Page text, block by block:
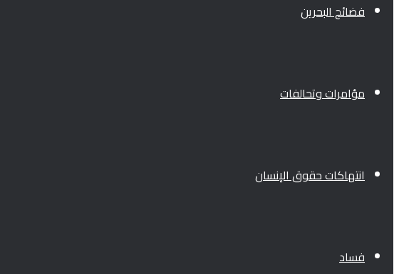
فضائح البحرين
مؤامرات وتحالفات
انتهاكات حقوق الإنسان
فساد